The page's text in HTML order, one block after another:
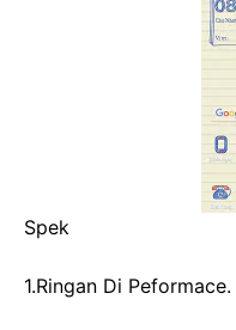
Spek
1.Ringan Di Peformace.